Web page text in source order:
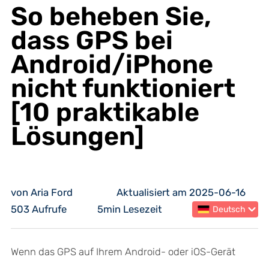
So beheben Sie,
dass GPS bei
Android/iPhone
nicht funktioniert
[10 praktikable
Lösungen]
von Aria Ford
Aktualisiert am 2025-06-16
503 Aufrufe
5min Lesezeit Deutsch
Wenn das GPS auf Ihrem Android- oder iOS-Gerät